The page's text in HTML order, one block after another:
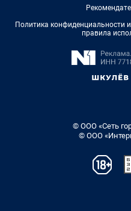
Политика конфиденциальности
правила
© ООО «Сеть
© ООО